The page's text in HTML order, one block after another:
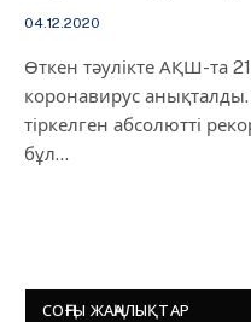
04.12.2020
Өткен тәулікте АҚШ-та
коронавирус анықталды.
тіркелген абсолютті
бұл…
СОҢҒЫ ЖАҢАЛЫҚТАР